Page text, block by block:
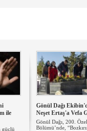
ile
güçlü
Gönül Dağı
Neşet Ertaş'a Vefa
Gönül Dağı, 200. Özel
Bölümü’nde,